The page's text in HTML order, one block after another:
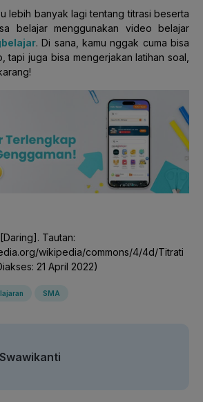
lebih banyak lagi tentang titrasi beserta
belajar menggunakan video belajar
. Di sana, kamu nggak cuma bisa
tapi juga bisa mengerjakan latihan soal,
Tautan:
wikipedia/commons/4/4d/Titrati
21 April 2022)
SMA